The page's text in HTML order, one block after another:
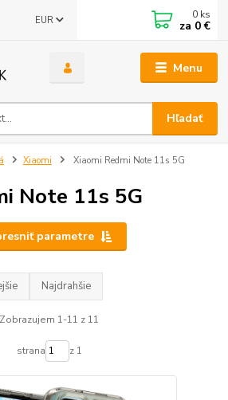
Menu
EUR
Hľadať
0 ks
za 0 €
Xiaomi Xiaomi Redmi Note 11s 5G
Note 11s 5G
parametre
Najdrahšie
Zobrazujem 1-11 z 11
strana z 1